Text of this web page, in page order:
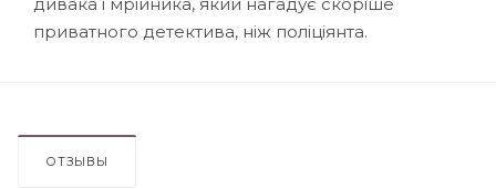
приватного детектива, ніж поліціянта.
ОТЗЫВЫ